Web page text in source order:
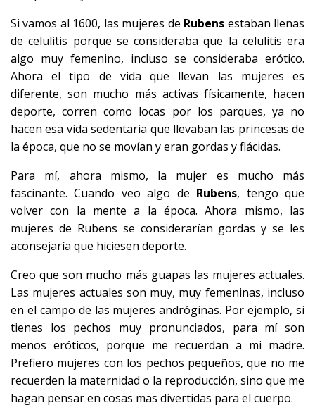
Si vamos al 1600, las mujeres de Rubens estaban llenas
de celulitis porque se consideraba que la celulitis era
algo muy femenino, incluso se consideraba erótico.
Ahora el tipo de vida que llevan las mujeres es
diferente, son mucho más activas físicamente, hacen
deporte, corren como locas por los parques, ya no
hacen esa vida sedentaria que llevaban las princesas de
la época, que no se movían y eran gordas y flácidas.
Para mí, ahora mismo, la mujer es mucho más
fascinante. Cuando veo algo de Rubens, tengo que
volver con la mente a la época. Ahora mismo, las
mujeres de Rubens se considerarían gordas y se les
aconsejaría que hiciesen deporte.
Creo que son mucho más guapas las mujeres actuales.
Las mujeres actuales son muy, muy femeninas, incluso
en el campo de las mujeres andróginas. Por ejemplo, si
tienes los pechos muy pronunciados, para mí son
menos eróticos, porque me recuerdan a mi madre.
Prefiero mujeres con los pechos pequeños, que no me
recuerden la maternidad o la reproducción, sino que me
hagan pensar en cosas mas divertidas para el cuerpo.